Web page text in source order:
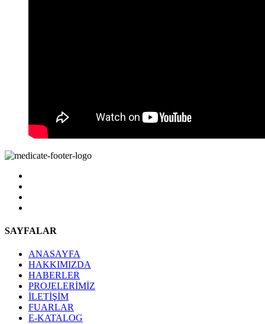
SAYFALAR
ANASAYFA
HAKKIMIZDA
HABERLER
PROJELERİMİZ
İLETİŞİM
FUARLAR
E-KATALOG